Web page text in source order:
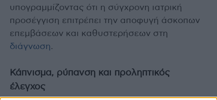
υπογραμμίζοντας ότι η σύγχρονη ιατρική
προσέγγιση επιτρέπει την αποφυγή άσκοπων
επεμβάσεων και καθυστερήσεων στη
διάγνωση.
Κάπνισμα, ρύπανση και προληπτικός
έλεγχος